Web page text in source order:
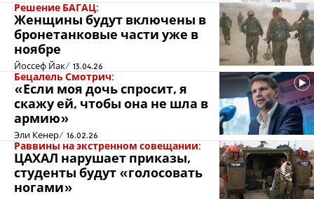
Решение БАГАЦ:
Женщины будут включены в
бронетанковые части уже в
ноябре
Йоссеф Йак 13.04.26
Бецалель Смотрич:
«Если моя дочь спросит, я
скажу ей, чтобы она не шла в
армию»
Эли Кенер 16.02.26
Раввины на экстренном совещании:
ЦАХАЛ нарушает приказы,
студенты будут «голосовать
ногами»